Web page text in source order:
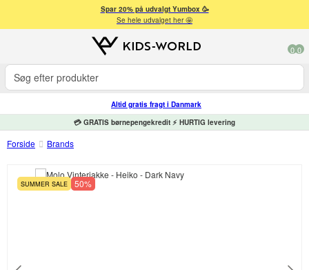
Spar 20% på udvalgt Yumbox 🥳
Se hele udvalget her 🤩
0 0
Altid gratis fragt i Danmark
💳 GRATIS børnepengekredit ⚡ HURTIG levering
Forside Brands
SUMMER SALE 50%